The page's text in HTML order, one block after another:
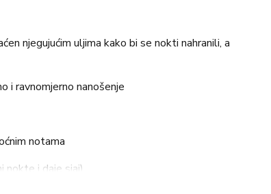
njegujućim uljima kako bi se nokti nahranili, a
i ravnomjerno nanošenje
notama
nokte i daje sjaj)